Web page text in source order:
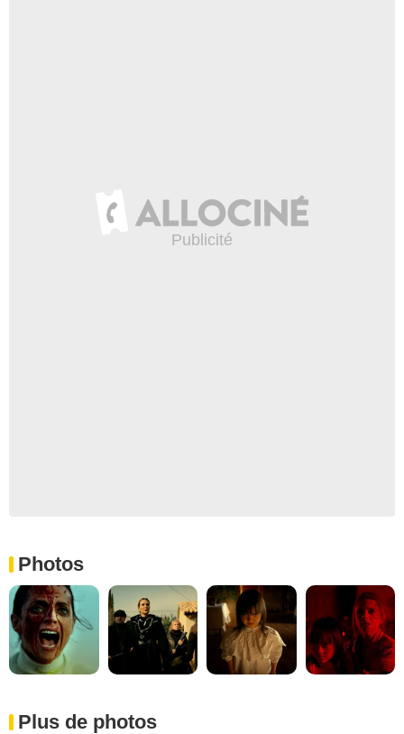
Photos
Plus de photos